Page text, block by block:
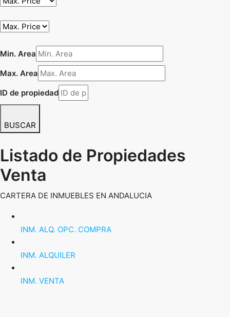
Min. Area
Max. Area
ID de propiedad
BUSCAR
Listado de Propiedades
Venta
CARTERA DE INMUEBLES EN ANDALUCIA
INM. ALQ. OPC. COMPRA
INM. ALQUILER
INM. VENTA